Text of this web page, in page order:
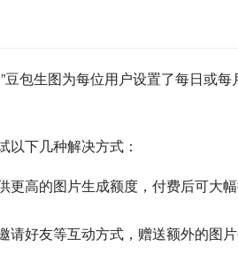
包生图为每位用户设置了每日或
下几种解决方式：
更高的图片生成额度，付费后可大
请好友等互动方式，赠送额外的图